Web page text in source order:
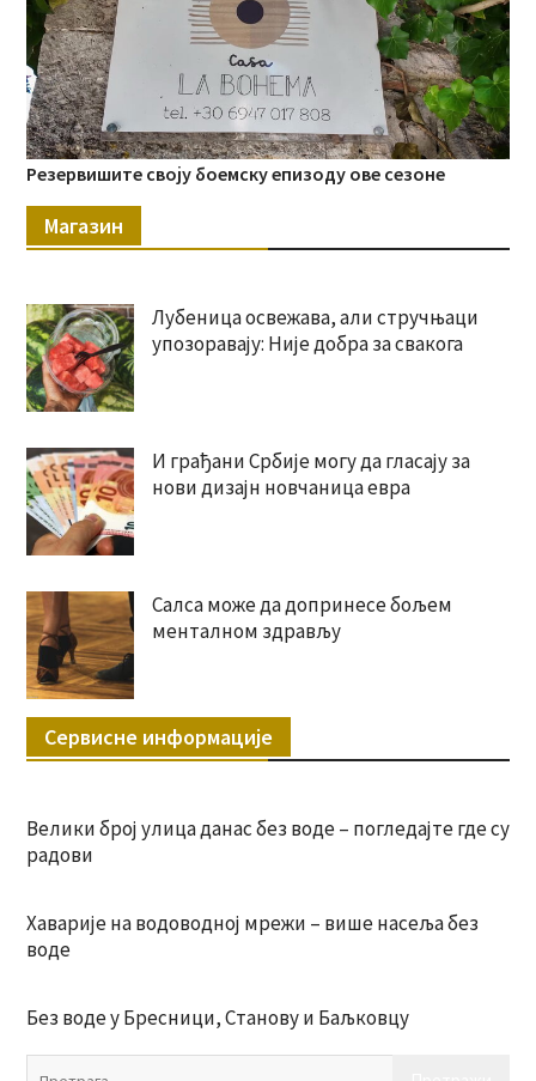
Резервишите своју боемску епизоду ове сезоне
Магазин
Лубеница освежава, али стручњаци
упозоравају: Није добра за свакога
И грађани Србије могу да гласају за
нови дизајн новчаница евра
Салса може да допринесе бољем
менталном здрављу
Сервисне информације
Велики број улица данас без воде – погледајте где су
радови
Хаварије на водоводној мрежи – више насеља без
воде
Без воде у Бресници, Станову и Баљковцу